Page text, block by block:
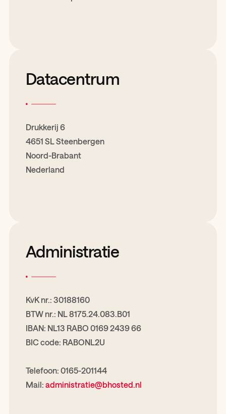
Datacentrum
Drukkerij 6
4651 SL Steenbergen
Noord-Brabant
Nederland
Administratie
KvK nr.: 30188160
BTW nr.: NL 8175.24.083.B01
IBAN: NL13 RABO 0169 2439 66
BIC code: RABONL2U
Telefoon: 0165-201144
Mail: administratie@bhosted.nl